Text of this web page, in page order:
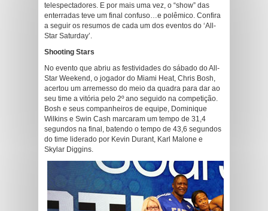
telespectadores. E por mais uma vez, o “show” das
enterradas teve um final confuso…e polêmico. Confira
a seguir os resumos de cada um dos eventos do ‘All-
Star Saturday’.
Shooting Stars
No evento que abriu as festividades do sábado do All-
Star Weekend, o jogador do Miami Heat, Chris Bosh,
acertou um arremesso do meio da quadra para dar ao
seu time a vitória pelo 2º ano seguido na competição.
Bosh e seus companheiros de equipe, Dominique
Wilkins e Swin Cash marcaram um tempo de 31,4
segundos na final, batendo o tempo de 43,6 segundos
do time liderado por Kevin Durant, Karl Malone e
Skylar Diggins.